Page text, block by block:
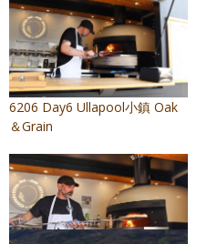
6206 Day6 Ullapool小鎮 Oak
＆Grain